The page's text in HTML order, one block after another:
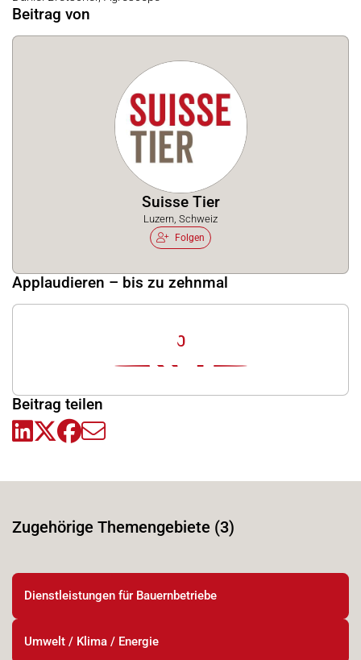
Beitrag von
Suisse Tier
Luzern, Schweiz
Folgen
Applaudieren – bis zu zehnmal
0
Beitrag teilen
Zugehörige Themengebiete (3)
Dienstleistungen für Bauernbetriebe
Umwelt / Klima / Energie